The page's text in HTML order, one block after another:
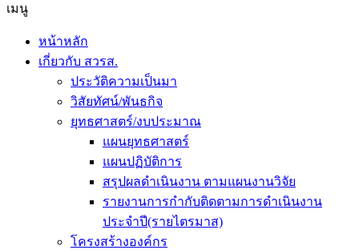
เมนู
หน้าหลัก
เกี่ยวกับ สวรส.
ประวัติความเป็นมา
วิสัยทัศน์/พันธกิจ
ยุทธศาสตร์/งบประมาณ
แผนยุทธศาสตร์
แผนปฏิบัติการ
สรุปผลดำเนินงาน ตามแผนงานวิจัย
รายงานการกำกับติดตามการดำเนินงาน
ประจำปี(รายไตรมาส)
โครงสร้างองค์กร